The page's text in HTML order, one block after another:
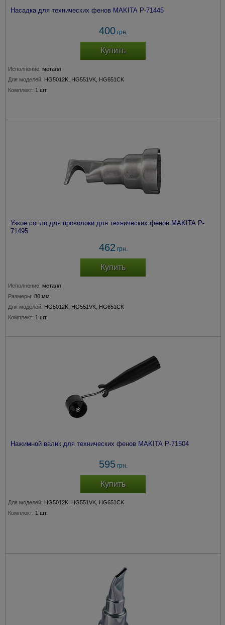
Насадка для технических фенов MAKITA P-71445
400грн.
Купить
Исполнение: металл
Для моделей: HG5012K, HG551VK, HG651CK
Комплект: 1 шт.
Узкое сопло для проволоки для технических фенов MAKITA P-
71495
462 грн.
Купить
Исполнение: металл
Размеры: 80 мм
Для моделей: HG5012K, HG551VK, HG651CK
Комплект: 1 шт.
Нажимной валик для технических фенов MAKITA P-71504
595грн.
Купить
Для моделей: HG5012K, HG551VK, HG651CK
Комплект: 1 шт.